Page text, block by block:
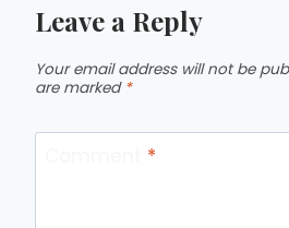
Leave a Reply
Your email address will not be
are marked *
*